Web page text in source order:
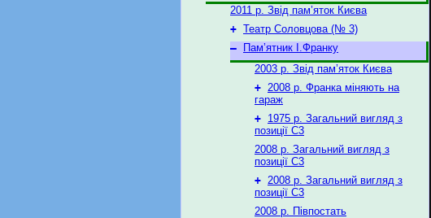
2011 р. Звід пам’яток Києва
+ Театр Соловцова (№ 3)
–
Пам’ятник І.Франку
2003 р. Звід пам’яток Києва
+ 2008 р. Франка міняють на
гараж
+ 1975 р. Загальний вигляд з
позиції С3
2008 р. Загальний вигляд з
позиції С3
+ 2008 р. Загальний вигляд з
позиції С3
2008 р. Півпостать